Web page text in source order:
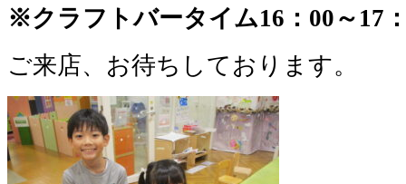
※クラフトバータイム16：00～17
ご来店、お待ちしております。